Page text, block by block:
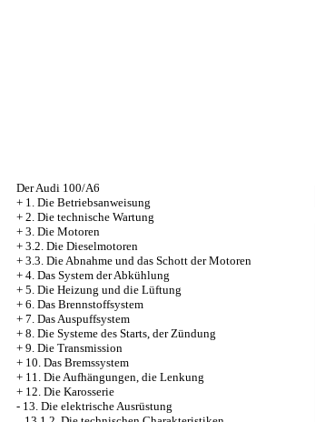
Der Audi 100/A6
+ 1. Die Betriebsanweisung
+ 2. Die technische Wartung
+ 3. Die Motoren
+ 3.2. Die Dieselmotoren
+ 3.3. Die Abnahme und das Schott der Motoren
+ 4. Das System der Abkühlung
+ 5. Die Heizung und die Lüftung
+ 6. Das Brennstoffsystem
+ 7. Das Auspuffsystem
+ 8. Die Systeme des Starts, der Zündung
+ 9. Die Transmission
+ 10. Das Bremssystem
+ 11. Die Aufhängungen, die Lenkung
+ 12. Die Karosserie
- 13. Die elektrische Ausrüstung